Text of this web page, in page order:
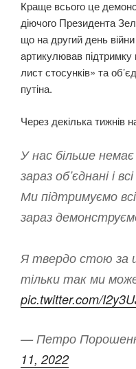
Краще всього це
діючого Президента
що на другий день
артикулював підтримку
лист стосунків» та
путіна.
Через декілька тижнів
У нас більше немає
зараз об’єднані і
Ми підтримуємо
зараз
Я твердо стою за
тільки так ми
pic.twitter.com/
— Петро
11, 2022